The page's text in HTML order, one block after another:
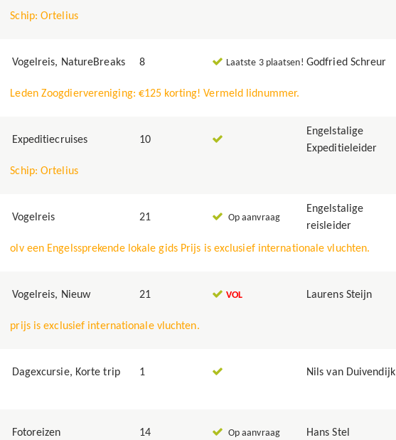
Schip: Ortelius
Vogelreis, NatureBreaks 8 Laatste 3 plaatsen! Godfried Schreur
Leden Zoogdiervereniging: €125 korting! Vermeld lidnummer.
Expeditiecruises 10
Engelstalige
Expeditieleider
Schip: Ortelius
Vogelreis 21 Op aanvraag
Engelstalige
reisleider
olv een Engelssprekende lokale gids Prijs is exclusief internationale vluchten.
Vogelreis, Nieuw 21 VOL Laurens Steijn
prijs is exclusief internationale vluchten.
Dagexcursie, Korte trip 1 Nils van Duivendijk
Fotoreizen 14 Op aanvraag Hans Stel